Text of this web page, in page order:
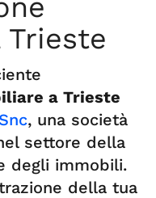
a Trieste
, una società
settore della
degli immobili.
della tua